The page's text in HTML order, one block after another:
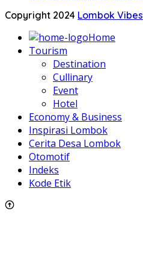
Copyright 2024 Lombok Vibes
Home
Tourism
Destination
Cullinary
Event
Hotel
Economy & Business
Inspirasi Lombok
Cerita Desa Lombok
Otomotif
Indeks
Kode Etik